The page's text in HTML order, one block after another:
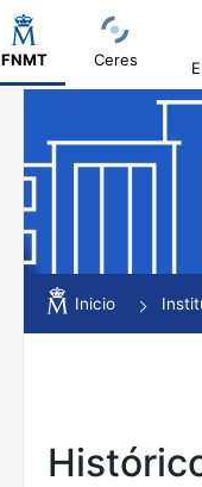
FNMT Ceres
Mostrar/
Mostrar/
Mostrar/
Inicio